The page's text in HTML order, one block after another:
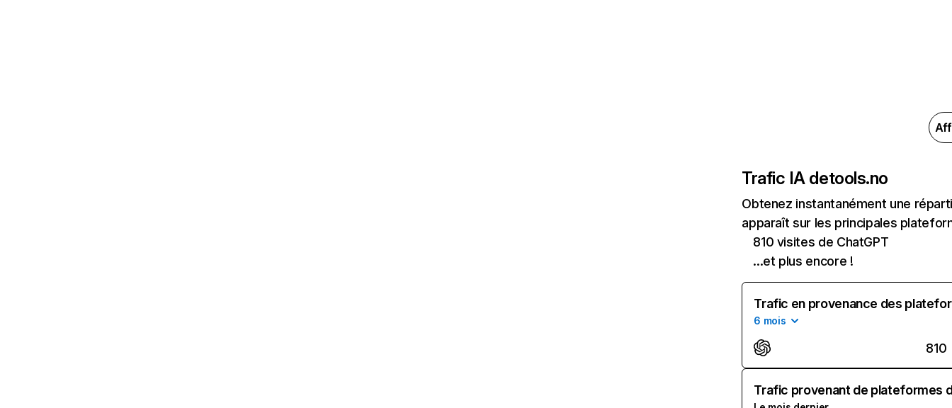
Trafic IA detools.no
Obtenez instantanément une
apparaît sur les principales
810 visites de ChatGPT
...et plus encore !
Trafic en provenance des
6 mois
810
Trafic provenant de plateformes